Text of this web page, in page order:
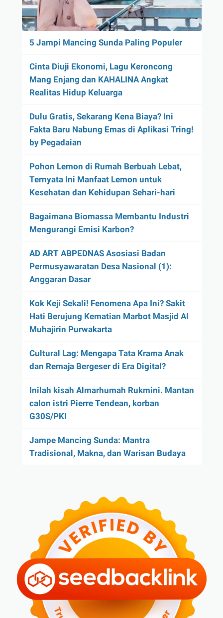
5 Jampi Mancing Sunda Paling Populer
Cinta Diuji Ekonomi, Lagu Keroncong
Mang Enjang dan KAHALINA Angkat
Realitas Hidup Keluarga
Dulu Gratis, Sekarang Kena Biaya? Ini
Fakta Baru Nabung Emas di Aplikasi Tring!
by Pegadaian
Pohon Lemon di Rumah Berbuah Lebat,
Ternyata Ini Manfaat Lemon untuk
Kesehatan dan Kehidupan Sehari-hari
Bagaimana Biomassa Membantu Industri
Mengurangi Emisi Karbon?
AD ART ABPEDNAS Asosiasi Badan
Permusyawaratan Desa Nasional (1):
Anggaran Dasar
Kok Keji Sekali! Fenomena Apa Ini? Sakit
Hati Berujung Kematian Marbot Masjid Al
Muhajirin Purwakarta
Cultural Lag: Mengapa Tata Krama Anak
dan Remaja Bergeser di Era Digital?
Inilah kisah Almarhumah Rukmini. Mantan
calon istri Pierre Tendean, korban
G30S/PKI
Jampe Mancing Sunda: Mantra
Tradisional, Makna, dan Warisan Budaya